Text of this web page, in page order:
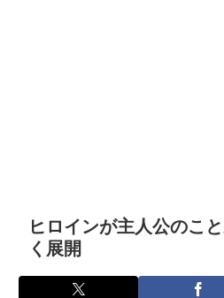
ヒロインが主人公のこ
く展開